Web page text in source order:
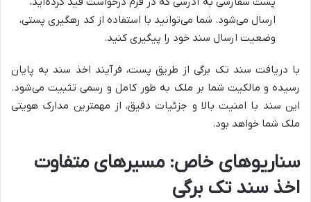
ارسال می‌شود. شما می‌توانید با استفاده از کد رهگیری پستی،
وضعیت ارسال سند خود را پیگیری کنید.
با دریافت سند تک برگی از طریق پست، فرآیند اخذ سند به پایان
رسیده و مالکیت شما بر ملک به طور کامل و رسمی تثبیت می‌شود.
این سند با امنیت بالا و جزئیات دقیق، از مهمترین مدارک هویتی
ملک شما خواهد بود.
سناریوهای خاص: مسیرهای متفاوت
اخذ سند تک برگی